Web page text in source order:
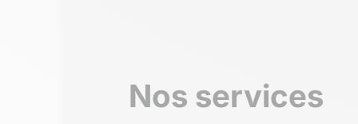
Nos services